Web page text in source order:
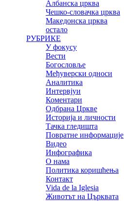
Албанска црква
Чешко-словачка црква
Македонска црква
остало
РУБРИКЕ
У фокусу
Вести
Богословље
Међуверски односи
Аналитика
Интервјуи
Коментари
Одбрана Цркве
Историја и личности
Тачка гледишта
Повратне информације
Видео
Инфографика
О нама
Политика коришћења
Контакт
Vida de la Iglesia
Животът на Църквата